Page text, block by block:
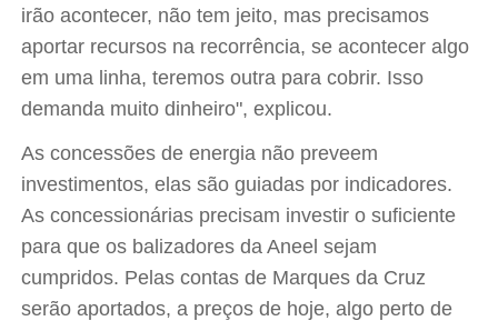
irão acontecer, não tem jeito, mas precisamos
aportar recursos na recorrência, se acontecer algo
em uma linha, teremos outra para cobrir. Isso
demanda muito dinheiro", explicou.
As concessões de energia não preveem
investimentos, elas são guiadas por indicadores.
As concessionárias precisam investir o suficiente
para que os balizadores da Aneel sejam
cumpridos. Pelas contas de Marques da Cruz
serão aportados, a preços de hoje, algo perto de